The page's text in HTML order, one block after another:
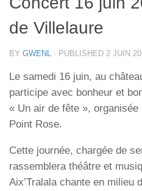
de Villelaure
BY GWENL · PUBLISHED 2 JUIN
Le samedi 16 juin, au
participe avec bonheur et
« Un air de fête », organisée
Point Rose.
Cette journée, chargée de
rassemblera théâtre et
Aix’Tralala chante en milieu